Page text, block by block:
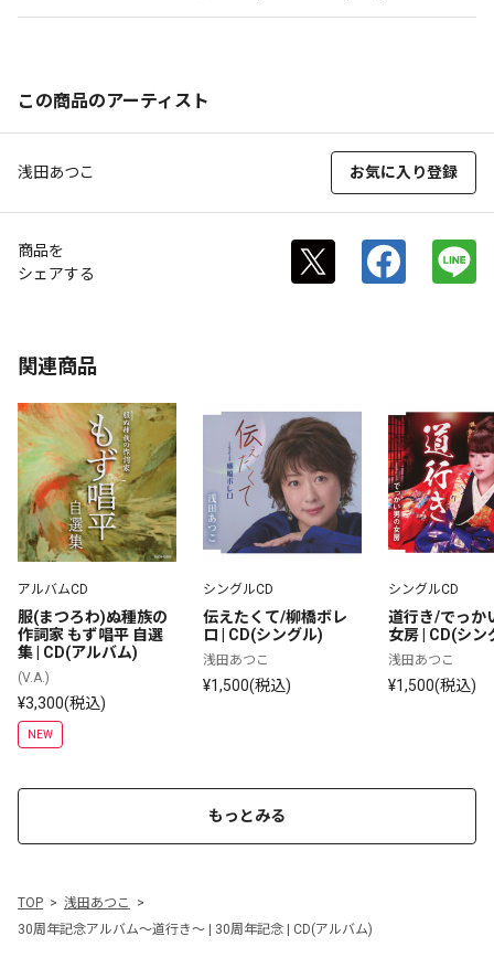
この商品のアーティスト
浅田あつこ お気に入り登録
商品を
シェアする
関連商品
アルバムCD
服(まつろわ)ぬ種族の
作詞家 もず唱平 自選
集 | CD(アルバム)
(V.A.)
¥3,300(税込)
NEW
シングルCD
伝えたくて/柳橋ボレ
ロ | CD(シングル)
浅田あつこ
¥1,500(税込)
シングルCD
道行き/でっか
女房 | CD(シン
浅田あつこ
¥1,500(税込)
もっとみる
TOP
浅田あつこ
30周年記念アルバム～道行き～ | 30周年記念 | CD(アルバム)